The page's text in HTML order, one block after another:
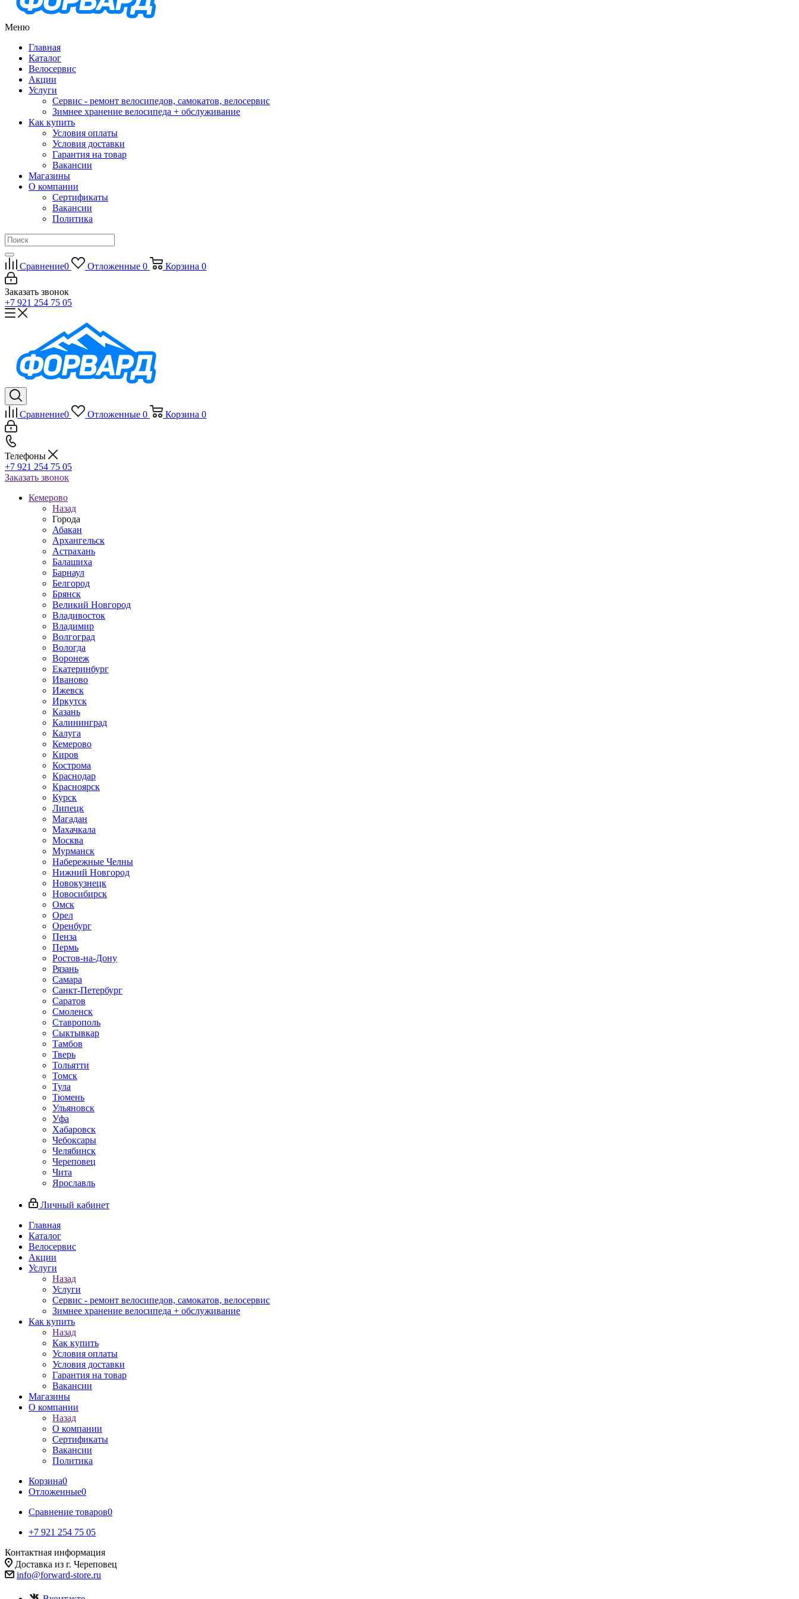
Меню
Главная
Каталог
Велосервис
Акции
Услуги
Сервис - ремонт велосипедов, самокатов, велосервис
Зимнее хранение велосипеда + обслуживание
Как купить
Условия оплаты
Условия доставки
Гарантия на товар
Вакансии
Магазины
О компании
Сертификаты
Вакансии
Политика
Сравнение0 Отложенные 0 Корзина 0
Заказать звонок
+7 921 254 75 05
Сравнение0 Отложенные 0 Корзина 0
Телефоны
+7 921 254 75 05
Заказать звонок
Кемерово
Назад
Города
Абакан
Архангельск
Астрахань
Балашиха
Барнаул
Белгород
Брянск
Великий Новгород
Владивосток
Владимир
Волгоград
Вологда
Воронеж
Екатеринбург
Иваново
Ижевск
Иркутск
Казань
Калининград
Калуга
Кемерово
Киров
Кострома
Краснодар
Красноярск
Курск
Липецк
Магадан
Махачкала
Москва
Мурманск
Набережные Челны
Нижний Новгород
Новокузнецк
Новосибирск
Омск
Орел
Оренбург
Пенза
Пермь
Ростов-на-Дону
Рязань
Самара
Санкт-Петербург
Саратов
Смоленск
Ставрополь
Сыктывкар
Тамбов
Тверь
Тольятти
Томск
Тула
Тюмень
Ульяновск
Уфа
Хабаровск
Чебоксары
Челябинск
Череповец
Чита
Ярославль
Личный кабинет
Главная
Каталог
Велосервис
Акции
Услуги
Назад
Услуги
Сервис - ремонт велосипедов, самокатов, велосервис
Зимнее хранение велосипеда + обслуживание
Как купить
Назад
Как купить
Условия оплаты
Условия доставки
Гарантия на товар
Вакансии
Магазины
О компании
Назад
О компании
Сертификаты
Вакансии
Политика
Корзина0
Отложенные0
Сравнение товаров0
+7 921 254 75 05
Контактная информация
Доставка из г. Череповец
info@forward-store.ru